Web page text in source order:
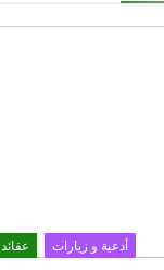
أدعية و زيارات عقائد